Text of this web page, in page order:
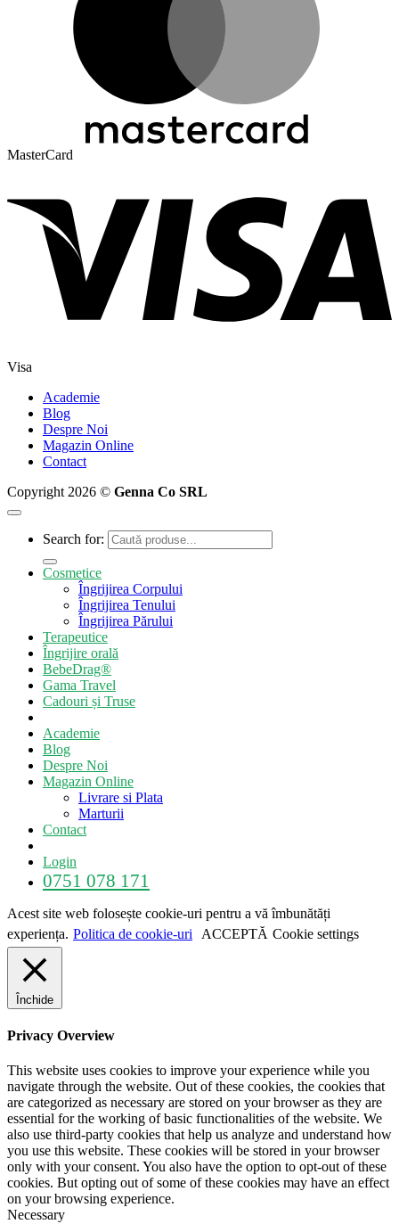
MasterCard
Visa
Academie
Blog
Despre Noi
Magazin Online
Contact
Copyright 2026 © Genna Co SRL
Search for:
Cosmetice
Îngrijirea Corpului
Îngrijirea Tenului
Îngrijirea Părului
Terapeutice
Îngrijire orală
BebeDrag®
Gama Travel
Cadouri și Truse
Academie
Blog
Despre Noi
Magazin Online
Livrare si Plata
Marturii
Contact
Login
0751 078 171
Acest site web folosește cookie-uri pentru a vă îmbunătăți
experiența. Politica de cookie-uri ACCEPTĂ Cookie settings
Închide
Privacy Overview
This website uses cookies to improve your experience while you
navigate through the website. Out of these cookies, the cookies that
are categorized as necessary are stored on your browser as they are
essential for the working of basic functionalities of the website. We
also use third-party cookies that help us analyze and understand how
you use this website. These cookies will be stored in your browser
only with your consent. You also have the option to opt-out of these
cookies. But opting out of some of these cookies may have an effect
on your browsing experience.
Necessary